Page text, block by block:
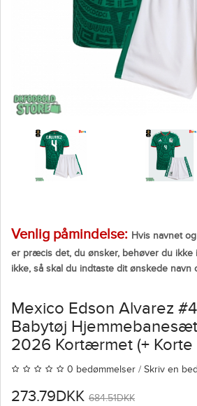
Venlig påmindelse: Hvis navnet
er præcis det, du ønsker, behøver du ikke
ikke, så skal du indtaste dit ønskede navn
Mexico Edson Alvarez
Babytøj
2026 Kortærmet (+ Korte
0 bedømmelser / Skriv en
273.79DKK 684.51DKK